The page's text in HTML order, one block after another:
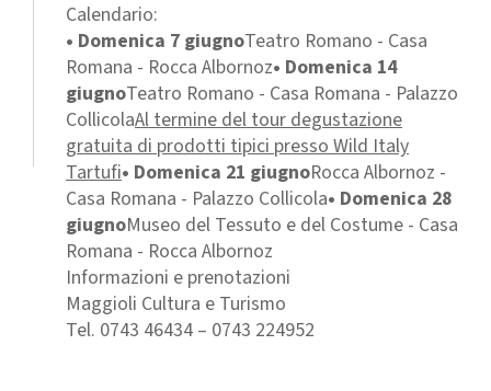
Calendario:
• Domenica 7 giugnoTeatro Romano - Casa
Romana - Rocca Albornoz• Domenica 14
giugnoTeatro Romano - Casa Romana - Palazzo
CollicolaAl termine del tour degustazione
gratuita di prodotti tipici presso Wild Italy
Tartufi• Domenica 21 giugnoRocca Albornoz -
Casa Romana - Palazzo Collicola• Domenica 28
giugnoMuseo del Tessuto e del Costume - Casa
Romana - Rocca Albornoz
Informazioni e prenotazioni
Maggioli Cultura e Turismo
Tel. 0743 46434 – 0743 224952